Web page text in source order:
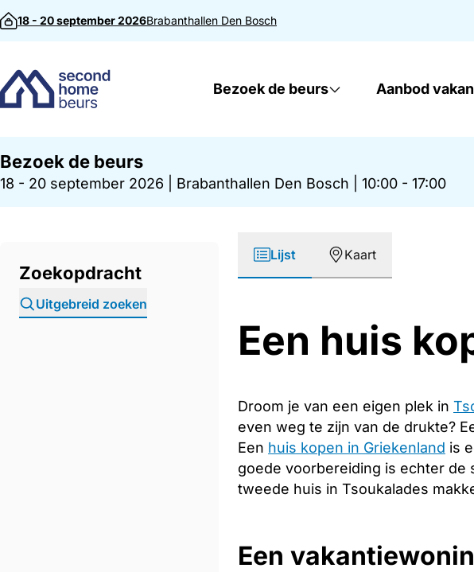
Direct naar inhoud
18 - 20 september 2026Brabanthallen Den Bosch
Bezoek de beurs Aanbod
Bezoek de beurs
18 - 20 september 2026 Brabanthallen Den Bosch 10:00 - 17:00
Zoekopdracht
Uitgebreid zoeken
Lijst Kaart
Een huis
Droom je van een eigen plek in
even weg te zijn van de drukte?
Een huis kopen in Griekenland is
goede voorbereiding is echter de
tweede huis in Tsoukalades
Een